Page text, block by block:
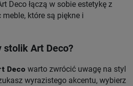
Deco łączą w sobie estetykę z
które są piękne i
stolik Art Deco?
Deco warto zwrócić uwagę na styl
wyrazistego akcentu, wybierz